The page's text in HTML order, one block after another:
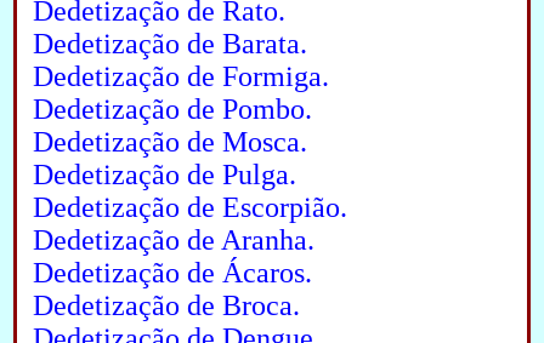
Dedetização de Rato.
Dedetização de Barata.
Dedetização de Formiga.
Dedetização de Pombo.
Dedetização de Mosca.
Dedetização de Pulga.
Dedetização de Escorpião.
Dedetização de Aranha.
Dedetização de Ácaros.
Dedetização de Broca.